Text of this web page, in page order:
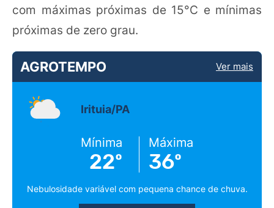
com máximas próximas de 15°C e mínimas
próximas de zero grau.
AGROTEMPO Ver mais
Irituia/PA
Mínima
22º
Máxima
36º
Nebulosidade variável com pequena chance de chuva.